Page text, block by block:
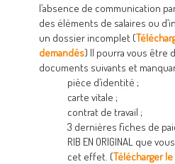
l’absence de communication
des éléments de salaires ou
un dossier incomplet (
demandés) Il pourra vous être
documents suivants et
pièce d’identité ;
carte vitale ;
contrat de travail ;
3 dernières fiches de
RIB EN ORIGINAL que
cet effet. (Télécharger